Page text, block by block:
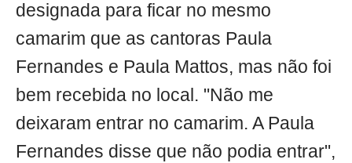
designada para ficar no mesmo
camarim que as cantoras Paula
Fernandes e Paula Mattos, mas não foi
bem recebida no local. "Não me
deixaram entrar no camarim. A Paula
Fernandes disse que não podia entrar",